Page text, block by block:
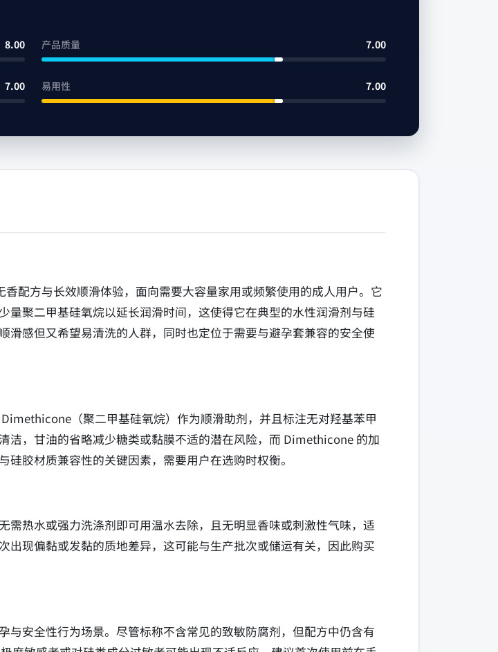
8.00 产品质量 7.00
7.00 易用性 7.00
配方与长效顺滑体验，面向需要大容量家用或频繁使用的成人用户。它
聚二甲基硅氧烷以延长润滑时间，这使得它在典型的水性润滑剂与硅
感但又希望易清洗的人群，同时也定位于需要与避孕套兼容的安全使
（聚二甲基硅氧烷）作为顺滑助剂，并且标注无对羟基苯甲
洁，甘油的省略减少糖类或黏膜不适的潜在风险，而 Dimethicone 的加
胶材质兼容性的关键因素，需要用户在选购时权衡。
热水或强力洗涤剂即可用温水去除，且无明显香味或刺激性气味，适
现偏黏或发黏的质地差异，这可能与生产批次或储运有关，因此购买
安全性行为场景。尽管标称不含常见的致敏防腐剂，但配方中仍含有